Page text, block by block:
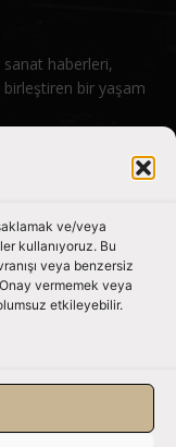
ve/veya
kullanıyoruz. Bu
veya benzersiz
vermemek veya
etkileyebilir.
haberleri,
bir yaşam